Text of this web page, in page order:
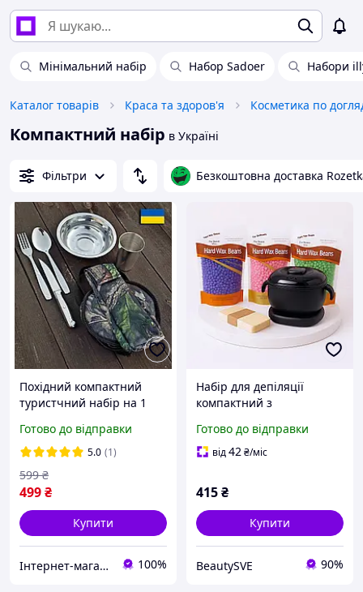
Мінімальний набір Набор Sadoer Набори
Каталог товарів Краса та здоров'я Косметика по
Компактний набір в Україні
Фільтри Безкоштовна доставка
Похідний компактний
туристчний набір на 1
Готово до відправки
5.0 (1)
499₴
599 ₴
Купити
Інтернет-магазин "Гранд-пікнік" 100%
Набір для депіляції
компактний з
воскоплавом, 5
предметів, Чорний
Готово до відправки
від42₴/міс
415₴
Купити
BeautySVE 90%